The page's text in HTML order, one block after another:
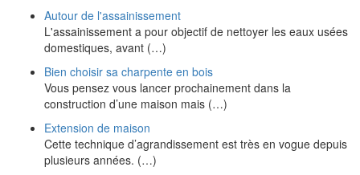
Autour de l'assainissement
L'assainissement a pour objectif de nettoyer les eaux usées
domestiques, avant (…)
Bien choisir sa charpente en bois
Vous pensez vous lancer prochainement dans la
construction d’une maison mais (…)
Extension de maison
Cette technique d’agrandissement est très en vogue depuis
plusieurs années. (…)